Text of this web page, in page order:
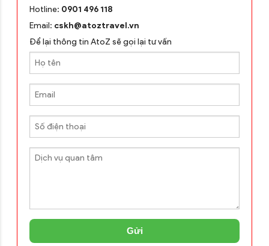
Hotline: 0901 496 118
Email: cskh@atoztravel.vn
Để lại thông tin AtoZ sẽ gọi lại tư vấn
Gửi